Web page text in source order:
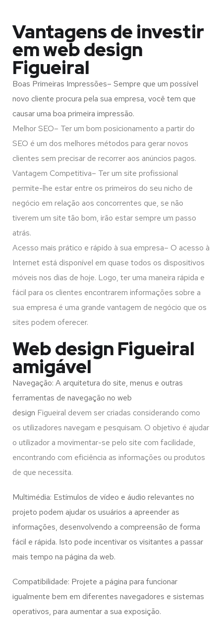
Vantagens de investir
em web design
Figueiral
Boas Primeiras Impressões– Sempre que um possível
novo cliente procura pela sua empresa, você tem que
causar uma boa primeira impressão.
Melhor SEO– Ter um bom posicionamento a partir do
SEO é um dos melhores métodos para gerar novos
clientes sem precisar de recorrer aos anúncios pagos.
Vantagem Competitiva– Ter um site profissional
permite-lhe estar entre os primeiros do seu nicho de
negócio em relação aos concorrentes que, se não
tiverem um site tão bom, irão estar sempre um passo
atrás.
Acesso mais prático e rápido à sua empresa– O acesso à
Internet está disponível em quase todos os dispositivos
móveis nos dias de hoje. Logo, ter uma maneira rápida e
fácil para os clientes encontrarem informações sobre a
sua empresa é uma grande vantagem de negócio que os
sites podem oferecer.
Web design Figueiral
amigável
Navegação: A arquitetura do site, menus e outras
ferramentas de navegação no web
design Figueiral devem ser criadas considerando como
os utilizadores navegam e pesquisam. O objetivo é ajudar
o utilizador a movimentar-se pelo site com facilidade,
encontrando com eficiência as informações ou produtos
de que necessita.
Multimédia: Estímulos de vídeo e áudio relevantes no
projeto podem ajudar os usuários a apreender as
informações, desenvolvendo a compreensão de forma
fácil e rápida. Isto pode incentivar os visitantes a passar
mais tempo na página da web.
Compatibilidade: Projete a página para funcionar
igualmente bem em diferentes navegadores e sistemas
operativos, para aumentar a sua exposição.